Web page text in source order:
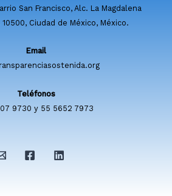
San Francisco, Alc. La Magdalena
10500, Ciudad de México, México.
Email
Teléfonos
9730 y 55 5652 7973